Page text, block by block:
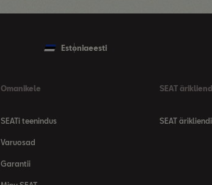
Estoniaeesti
Omanikele
SEATi teenindus
Varuosad
Garantii
SEAT
SEAT